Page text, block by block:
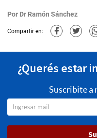
Por Dr Ramón Sánchez
Compartir en:
¿Querés estar
Suscribite a